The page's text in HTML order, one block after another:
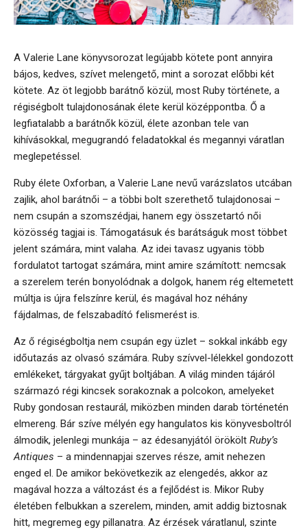
A Valerie Lane könyvsorozat legújabb kötete pont annyira
bájos, kedves, szívet melengető, mint a sorozat előbbi két
kötete. Az öt legjobb barátnő közül, most Ruby története, a
régiségbolt tulajdonosának élete kerül középpontba. Ő a
legfiatalabb a barátnők közül, élete azonban tele van
kihívásokkal, megugrandó feladatokkal és megannyi váratlan
meglepetéssel.
Ruby élete Oxforban, a Valerie Lane nevű varázslatos utcában
zajlik, ahol barátnői – a többi bolt szerethető tulajdonosai –
nem csupán a szomszédjai, hanem egy összetartó női
közösség tagjai is. Támogatásuk és barátságuk most többet
jelent számára, mint valaha. Az idei tavasz ugyanis több
fordulatot tartogat számára, mint amire számított: nemcsak
a szerelem terén bonyolódnak a dolgok, hanem rég eltemetett
múltja is újra felszínre kerül, és magával hoz néhány
fájdalmas, de felszabadító felismerést is.
Az ő régiségboltja nem csupán egy üzlet – sokkal inkább egy
időutazás az olvasó számára. Ruby szívvel-lélekkel gondozott
emlékeket, tárgyakat gyűjt boltjában. A világ minden tájáról
származó régi kincsek sorakoznak a polcokon, amelyeket
Ruby gondosan restaurál, miközben minden darab történetén
elmereng. Bár szíve mélyén egy hangulatos kis könyvesboltról
álmodik, jelenlegi munkája – az édesanyjától örökölt Ruby’s
Antiques – a mindennapjai szerves része, amit nehezen
enged el. De amikor bekövetkezik az elengedés, akkor az
magával hozza a változást és a fejlődést is. Mikor Ruby
életében felbukkan a szerelem, minden, amit addig biztosnak
hitt, megremeg egy pillanatra. Az érzések váratlanul, szinte